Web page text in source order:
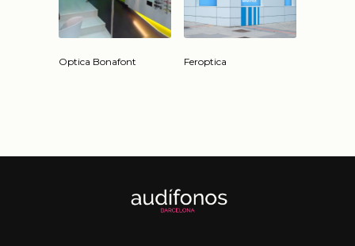
Optica Bonafont Feroptica